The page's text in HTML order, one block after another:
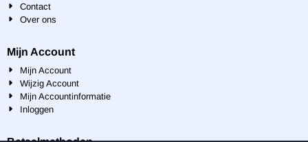
Contact
Over ons
Mijn Account
Mijn Account
Wijzig Account
Mijn Accountinformatie
Inloggen